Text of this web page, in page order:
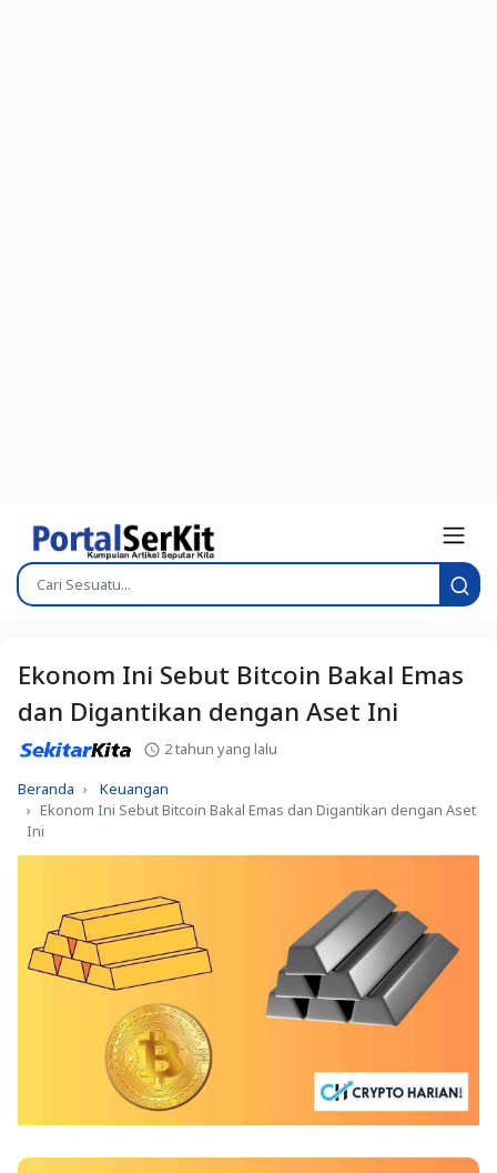
Ekonom Ini Sebut Bitcoin Bakal Emas
dan Digantikan dengan Aset Ini
2 tahun yang lalu
Beranda
Keuangan
Ekonom Ini Sebut Bitcoin Bakal Emas dan Digantikan dengan Aset
Ini